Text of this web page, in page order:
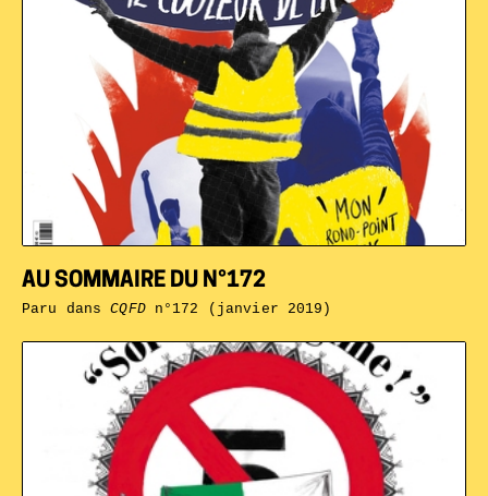
AU SOMMAIRE DU N°172
Paru dansCQFDn°172 (janvier 2019)